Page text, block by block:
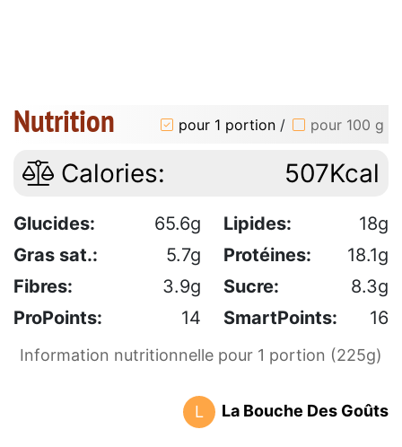
Nutrition pour 1 portion / pour 100 g
Calories: 507Kcal
Glucides: 65.6g Lipides:
18g
Gras sat.:
5.7g Protéines:
18.1g
Fibres:
3.9g Sucre:
8.3g
ProPoints:
14 SmartPoints: 16
Information nutritionnelle pour 1 portion (225g)
L La Bouche Des Goûts